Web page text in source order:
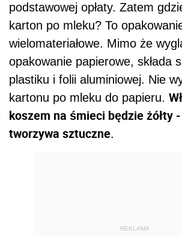
podstawowej opłaty. Zatem
karton po mleku? To
wielomateriałowe. Mimo że
opakowanie papierowe, składa
plastiku i folii aluminiowej. Nie
kartonu po mleku do papieru.
koszem na śmieci będzie żółty
tworzywa sztuczne.
REKLAMA